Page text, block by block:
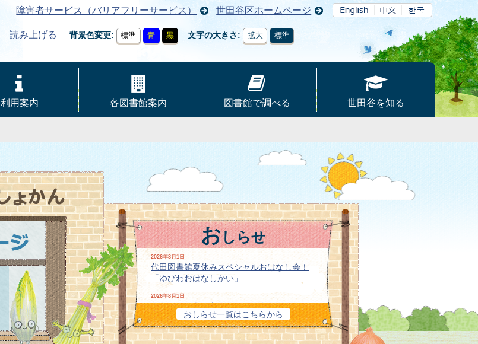
障害者サービス（バリアフリーサービス） 世田谷区ホームページ
読み上げる 背景色変更 標準 青 黒 文字の大きさ 拡大 標準
利用案内 各図書館案内 図書館で調べる 世田谷を知る
おしらせ
2026年8月1日
代田図書館夏休みスペシャルおはなし会！
「ゆびわおはなしかい」
2026年8月1日
おやこで！きょうだいで！ともだちで！み
んなでゲームおしらせ一覧はこちらから